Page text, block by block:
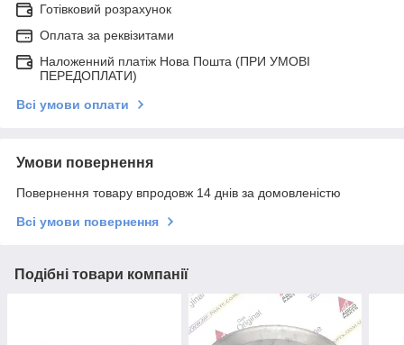
Готівковий розрахунок
Оплата за реквізитами
Наложенний платіж Нова Пошта (ПРИ УМОВІ
ПЕРЕДОПЛАТИ)
Всі умови оплати
Умови повернення
Повернення товару впродовж 14 днів за домовленістю
Всі умови повернення
Подібні товари компанії